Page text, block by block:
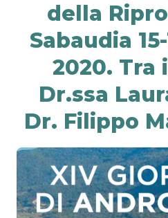
della
Sabaudia
2020. Tra
Dr.ssa
Dr. Filippo